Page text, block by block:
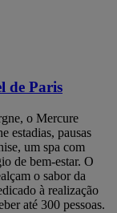
de Paris
o Mercure
estadias, pausas
um spa com
de bem-estar. O
o sabor da
à realização
até 300 pessoas.